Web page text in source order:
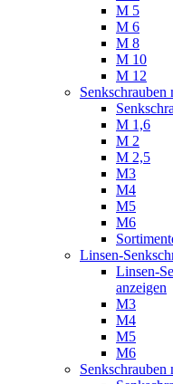
M 5
M 6
M 8
M 10
M 12
M 1,6
M 2
M 2,5
M3
M4
M5
M6
Linsen-
Linsen-
anzeigen
M3
M4
M5
M6